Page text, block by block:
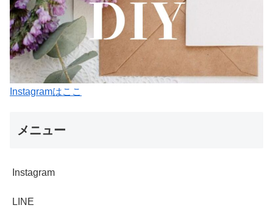
Instagramはここ
メニュー
Instagram
LINE